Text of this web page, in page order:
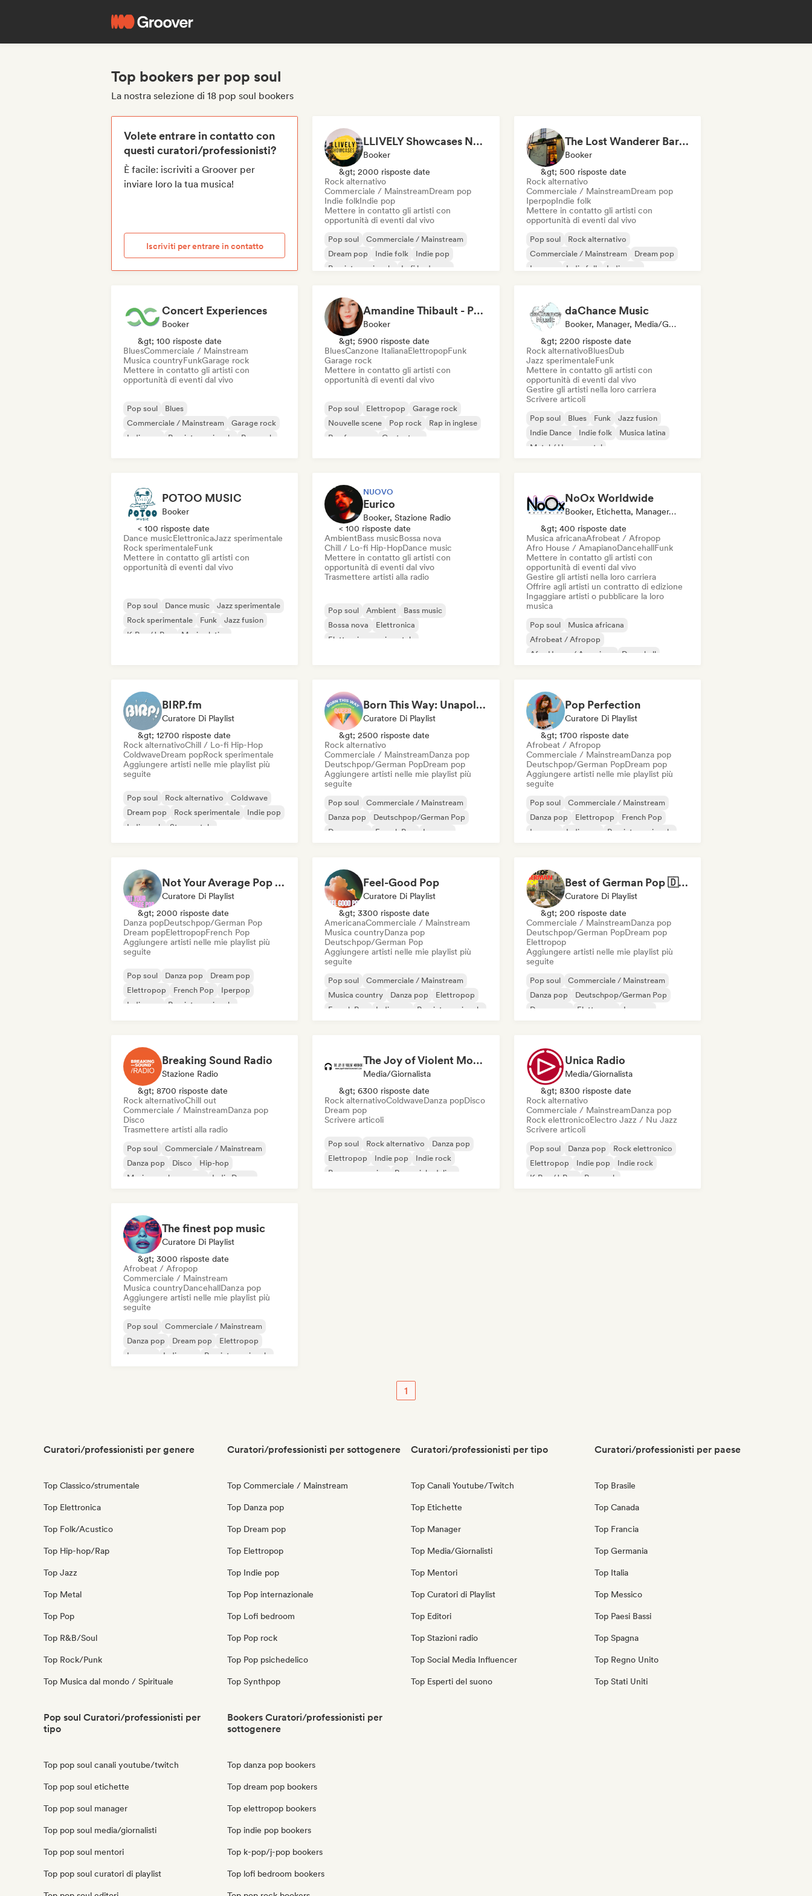
Top bookers per pop soul
La nostra selezione di 18 pop soul bookers
Volete entrare in contatto con
questi curatori/professionisti?
È facile: iscriviti a Groover per
inviare loro la tua musica!
Iscriviti per entrare in contatto
LLIVELY Showcases Newcastle
Booker
&gt; 2000 risposte date
Rock alternativo
Commerciale / MainstreamDream pop
Indie folkIndie pop
Mettere in contatto gli artisti con
opportunità di eventi dal vivo
Pop soul
Commerciale / Mainstream
Dream pop
Indie folk
Indie pop
Pop internazionale
Lofi bedroom
The Lost Wanderer Bar Café in Newcastle
Booker
&gt; 500 risposte date
Rock alternativo
Commerciale / MainstreamDream pop
IperpopIndie folk
Mettere in contatto gli artisti con
opportunità di eventi dal vivo
Pop soul
Rock alternativo
Commerciale / Mainstream
Dream pop
Iperpop
Indie folk
Indie pop
Concert Experiences
Booker
&gt; 100 risposte date
BluesCommerciale / Mainstream
Musica countryFunkGarage rock
Mettere in contatto gli artisti con
opportunità di eventi dal vivo
Pop soul
Blues
Commerciale / Mainstream
Garage rock
Indie pop
Pop internazionale
Pop rock
Amandine Thibault - Programmation Concerts SMAC IDF, Booking, Management
Booker
&gt; 5900 risposte date
BluesCanzone ItalianaElettropopFunk
Garage rock
Mettere in contatto gli artisti con
opportunità di eventi dal vivo
Pop soul Elettropop
Garage rock
Nouvelle scene
Pop rock
Rap in inglese
Rap francese
Cantautore
daChance Music
Booker, Manager, Media/Giornalista
&gt; 2200 risposte date
Rock alternativoBluesDub
Jazz sperimentaleFunk
Mettere in contatto gli artisti con
opportunità di eventi dal vivo
Gestire gli artisti nella loro carriera
Scrivere articoli
Pop soul Blues Funk
Jazz fusion
Indie Dance
Indie folk
Musica latina
Metal / Heavy metal
POTOO MUSIC
Booker
< 100 risposte date
Dance musicElettronicaJazz sperimentale
Rock sperimentaleFunk
Mettere in contatto gli artisti con
opportunità di eventi dal vivo
Pop soul Dance music
Jazz sperimentale
Rock sperimentale
Funk
Jazz fusion
K-Pop/J-Pop
Musica latina
NUOVO
Eurico
Booker, Stazione Radio
< 100 risposte date
AmbientBass musicBossa nova
Chill / Lo-fi Hip-HopDance music
Mettere in contatto gli artisti con
opportunità di eventi dal vivo
Trasmettere artisti alla radio
Pop soul Ambient
Bass music
Bossa nova
Elettronica
Elettronica sperimentale
NoOx Worldwide
Booker, Etichetta, Manager, Editore
&gt; 400 risposte date
Musica africanaAfrobeat / Afropop
Afro House / AmapianoDancehallFunk
Mettere in contatto gli artisti con
opportunità di eventi dal vivo
Gestire gli artisti nella loro carriera
Offrire agli artisti un contratto di edizione
Ingaggiare artisti o pubblicare la loro
musica
Pop soul
Musica africana
Afrobeat / Afropop
Afro House / Amapiano
Dancehall
BIRP.fm
Curatore Di Playlist
&gt; 12700 risposte date
Rock alternativoChill / Lo-fi Hip-Hop
ColdwaveDream popRock sperimentale
Aggiungere artisti nelle mie playlist più
seguite
Pop soul Rock alternativo
Coldwave
Dream pop
Rock sperimentale
Indie pop
Indie rock
Strumentale
Born This Way: Unapologetically Queer
Curatore Di Playlist
&gt; 2500 risposte date
Rock alternativo
Commerciale / MainstreamDanza pop
Deutschpop/German PopDream pop
Aggiungere artisti nelle mie playlist più
seguite
Pop soul
Commerciale / Mainstream
Danza pop
Deutschpop/German Pop
Dream pop
French Pop
Iperpop
Pop Perfection
Curatore Di Playlist
&gt; 1700 risposte date
Afrobeat / Afropop
Commerciale / MainstreamDanza pop
Deutschpop/German PopDream pop
Aggiungere artisti nelle mie playlist più
seguite
Pop soul
Commerciale / Mainstream
Danza pop
Elettropop
French Pop
Iperpop
Indie pop Pop internazionale
Not Your Average Pop 🛸 Art Pop, Alt-Pop & Indie Pop
Curatore Di Playlist
&gt; 2000 risposte date
Danza popDeutschpop/German Pop
Dream popElettropopFrench Pop
Aggiungere artisti nelle mie playlist più
seguite
Pop soul Danza pop
Dream pop
Elettropop
French Pop
Iperpop
Indie pop
Pop internazionale
Feel-Good Pop
Curatore Di Playlist
&gt; 3300 risposte date
AmericanaCommerciale / Mainstream
Musica countryDanza pop
Deutschpop/German Pop
Aggiungere artisti nelle mie playlist più
seguite
Pop soul
Commerciale / Mainstream
Musica country
Danza pop
Elettropop
French Pop
Indie pop Pop internazionale
Best of German Pop 🇩🇪
Curatore Di Playlist
&gt; 200 risposte date
Commerciale / MainstreamDanza pop
Deutschpop/German PopDream pop
Elettropop
Aggiungere artisti nelle mie playlist più
seguite
Pop soul
Commerciale / Mainstream
Danza pop
Deutschpop/German Pop
Dream pop
Elettropop
Iperpop
Breaking Sound Radio
Stazione Radio
&gt; 8700 risposte date
Rock alternativoChill out
Commerciale / MainstreamDanza pop
Disco
Trasmettere artisti alla radio
Pop soul
Commerciale / Mainstream
Danza pop
Disco
Hip-hop
Musica per le vacanze
Indie Dance
The Joy of Violent Movement
Media/Giornalista
&gt; 6300 risposte date
Rock alternativoColdwaveDanza popDisco
Dream pop
Scrivere articoli
Pop soul Rock alternativo
Danza pop
Elettropop
Indie pop
Indie rock
Pop progressivo
Pop psichedelico
Unica Radio
Media/Giornalista
&gt; 8300 risposte date
Rock alternativo
Commerciale / MainstreamDanza pop
Rock elettronicoElectro Jazz / Nu Jazz
Scrivere articoli
Pop soul Danza pop
Rock elettronico
Elettropop
Indie pop
Indie rock
K-Pop/J-Pop
Pop rock
The finest pop music
Curatore Di Playlist
&gt; 3000 risposte date
Afrobeat / Afropop
Commerciale / Mainstream
Musica countryDancehallDanza pop
Aggiungere artisti nelle mie playlist più
seguite
Pop soul
Commerciale / Mainstream
Danza pop
Dream pop
Elettropop
Iperpop
Indie pop Pop internazionale
1
Curatori/professionisti per genere
Top Classico/strumentale
Top Elettronica
Top Folk/Acustico
Top Hip-hop/Rap
Top Jazz
Top Metal
Top Pop
Top R&B/Soul
Top Rock/Punk
Top Musica dal mondo / Spirituale
Curatori/professionisti per sottogenere
Top Commerciale / Mainstream
Top Danza pop
Top Dream pop
Top Elettropop
Top Indie pop
Top Pop internazionale
Top Lofi bedroom
Top Pop rock
Top Pop psichedelico
Top Synthpop
Curatori/professionisti per tipo
Top Canali Youtube/Twitch
Top Etichette
Top Manager
Top Media/Giornalisti
Top Mentori
Top Curatori di Playlist
Top Editori
Top Stazioni radio
Top Social Media Influencer
Top Esperti del suono
Curatori/professionisti per paese
Top Brasile
Top Canada
Top Francia
Top Germania
Top Italia
Top Messico
Top Paesi Bassi
Top Spagna
Top Regno Unito
Top Stati Uniti
Pop soul Curatori/professionisti per
tipo
Top pop soul canali youtube/twitch
Top pop soul etichette
Top pop soul manager
Top pop soul media/giornalisti
Top pop soul mentori
Top pop soul curatori di playlist
Bookers Curatori/professionisti per
sottogenere
Top danza pop bookers
Top dream pop bookers
Top elettropop bookers
Top indie pop bookers
Top k-pop/j-pop bookers
Top lofi bedroom bookers